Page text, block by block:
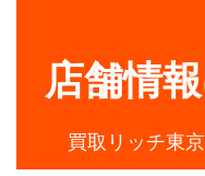
店舗情
買取リッチ東